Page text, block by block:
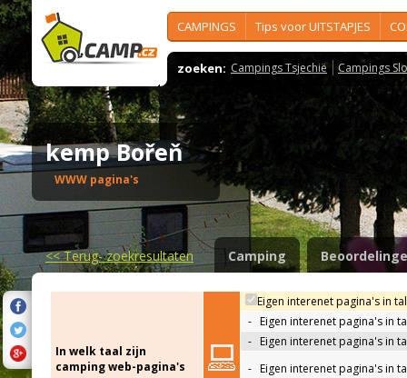
CAMPINGS Tips voor UITSTAPJES
zoeken: Campings Tsjechië Campings
kemp Bořeň
WWW pagina's
<<Terug- zoekresultaten Camping
In welk taal zijn
camping web-pagina's
Eigen interenet pagina's in
- Eigen interenet pagina's in
- Eigen interenet pagina's in
- Eigen interenet pagina's in